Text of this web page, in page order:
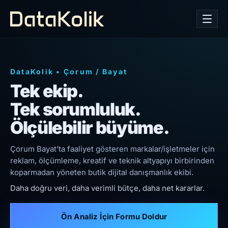
DataKolik • Çorum / Bayat
Tek ekip.
Tek sorumluluk.
Ölçülebilir büyüme.
Çorum Bayat’ta faaliyet gösteren markalar/işletmeler için
reklam, ölçümleme, kreatif ve teknik altyapıyı birbirinden
koparmadan yöneten butik dijital danışmanlık ekibi.
Daha doğru veri, daha verimli bütçe, daha net kararlar.
Ön Analiz İçin Formu Doldur